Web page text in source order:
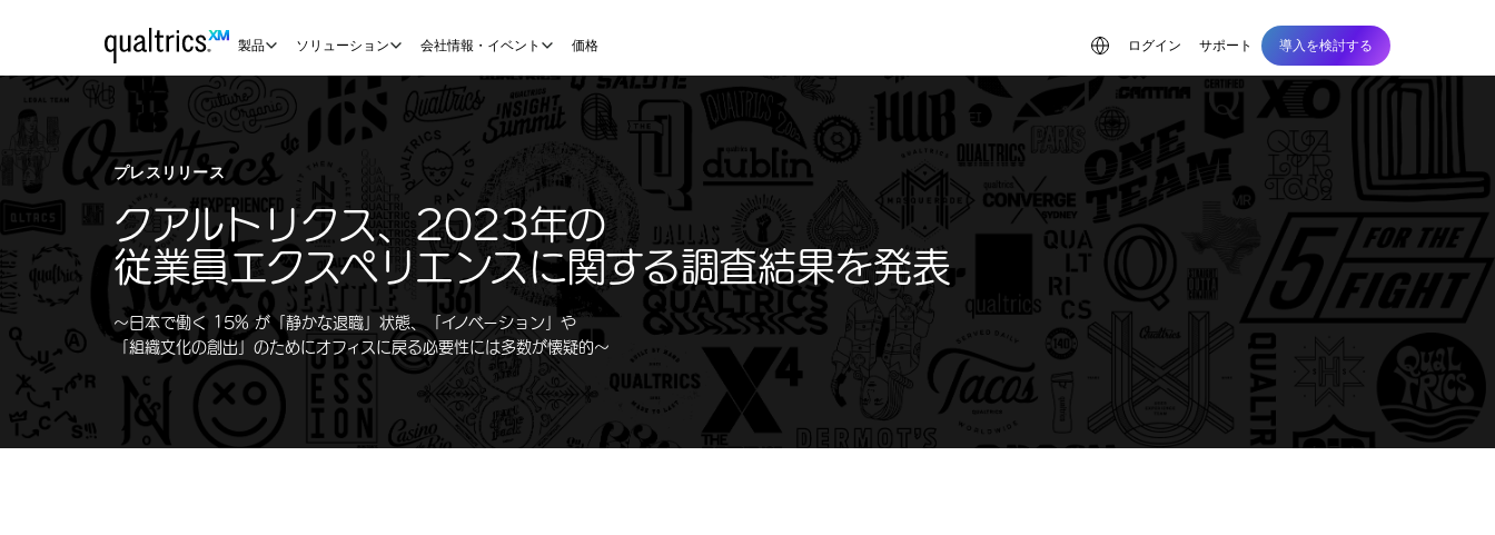
製品 ソリューション 会社情報・イベント 価格 ログイン サポート 導入を検討する
プレスリリース
クアルトリクス、2023年の
従業員エクスペリエンスに関する調査結果を発表
〜日本で働く 15% が「静かな退職」状態、 「イノベーション」や
「組織文化の創出」のためにオフィスに戻る必要性には多数が懐疑的〜